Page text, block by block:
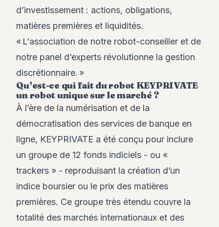
11
Andy
10
Andy
Andy
8
Andy
7
Andy
6
Andy
5
Andy
TECH
ART
DE
d’investissement : actions, obligations,
matières premières et liquidités.
« L‘association de notre robot-conseiller et de
notre panel d‘experts révolutionne la gestion
discrétionnaire. »
Qu’est-ce qui fait du robot KEYPRIVATE
un robot unique sur le marché ?
À l’ère de la numérisation et de la
démocratisation des services de banque en
ligne, KEYPRIVATE a été conçu pour inclure
un groupe de 12 fonds indiciels - ou «
trackers » - reproduisant la création d’un
indice boursier ou le prix des matières
premières. Ce groupe très étendu couvre la
totalité des marchés internationaux et des